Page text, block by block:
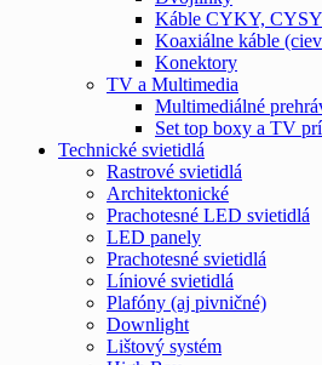
Káble CYKY, CYSY
Koaxiálne káble
Konektory
TV a Multimedia
Multimediálné
Set top boxy a TV
Technické svietidlá
Rastrové svietidlá
Architektonické
Prachotesné LED svietidlá
LED panely
Prachotesné svietidlá
Líniové svietidlá
Plafóny (aj pivničné)
Downlight
Lištový systém